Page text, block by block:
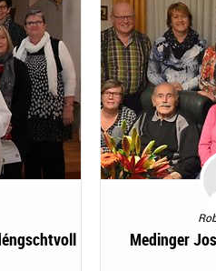
Medinger